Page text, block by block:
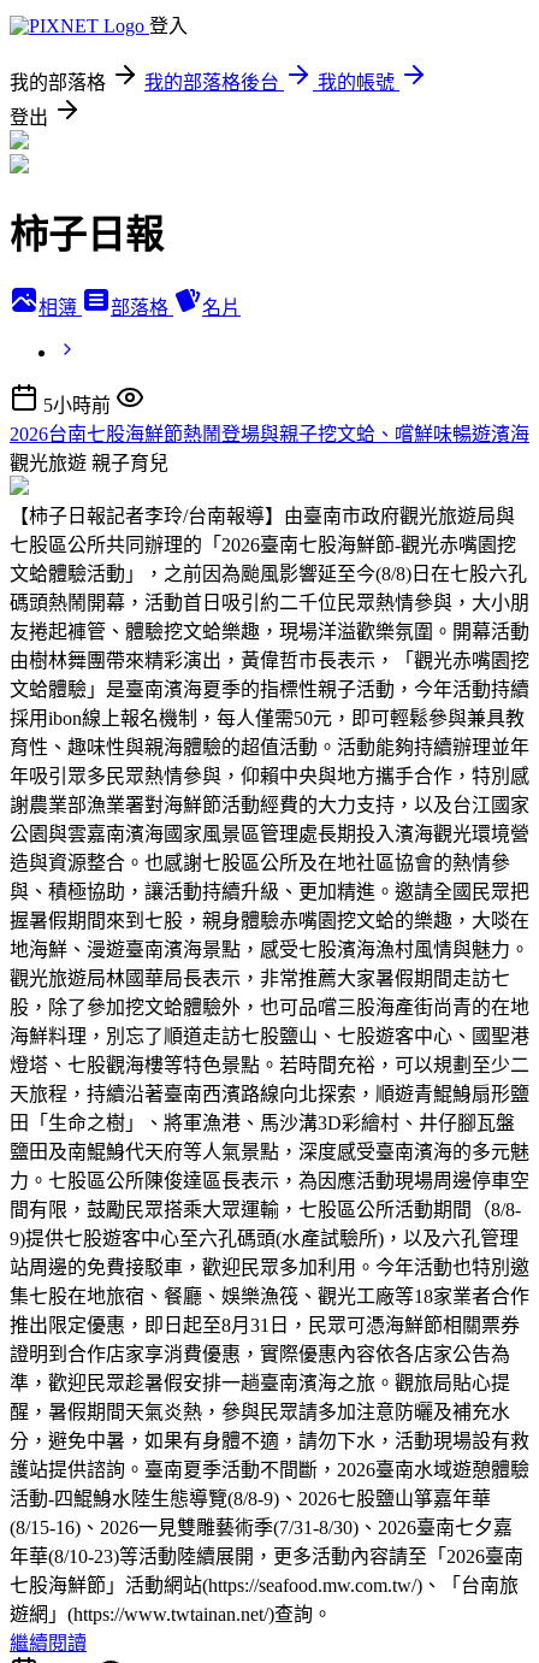
登入
我的部落格 我的部落格後台
我的帳號
登出
柿子日報
相簿 部落格 名片
5小時前
2026台南七股海鮮節熱鬧登場與親子挖文蛤、嚐鮮味暢遊濱海
觀光旅遊 親子育兒
【柿子日報記者李玲/台南報導】由臺南市政府觀光旅遊局與
七股區公所共同辦理的「2026臺南七股海鮮節-觀光赤嘴園挖
文蛤體驗活動」，之前因為颱風影響延至今(8/8)日在七股六孔
碼頭熱鬧開幕，活動首日吸引約二千位民眾熱情參與，大小朋
友捲起褲管、體驗挖文蛤樂趣，現場洋溢歡樂氛圍。開幕活動
由樹林舞團帶來精彩演出，黃偉哲市長表示，「觀光赤嘴園挖
文蛤體驗」是臺南濱海夏季的指標性親子活動，今年活動持續
採用ibon線上報名機制，每人僅需50元，即可輕鬆參與兼具教
育性、趣味性與親海體驗的超值活動。活動能夠持續辦理並年
年吸引眾多民眾熱情參與，仰賴中央與地方攜手合作，特別感
謝農業部漁業署對海鮮節活動經費的大力支持，以及台江國家
公園與雲嘉南濱海國家風景區管理處長期投入濱海觀光環境營
造與資源整合。也感謝七股區公所及在地社區協會的熱情參
與、積極協助，讓活動持續升級、更加精進。邀請全國民眾把
握暑假期間來到七股，親身體驗赤嘴園挖文蛤的樂趣，大啖在
地海鮮、漫遊臺南濱海景點，感受七股濱海漁村風情與魅力。
觀光旅遊局林國華局長表示，非常推薦大家暑假期間走訪七
股，除了參加挖文蛤體驗外，也可品嚐三股海產街尚青的在地
海鮮料理，別忘了順道走訪七股鹽山、七股遊客中心、國聖港
燈塔、七股觀海樓等特色景點。若時間充裕，可以規劃至少二
天旅程，持續沿著臺南西濱路線向北探索，順遊青鯤鯓扇形鹽
田「生命之樹」、將軍漁港、馬沙溝3D彩繪村、井仔腳瓦盤
鹽田及南鯤鯓代天府等人氣景點，深度感受臺南濱海的多元魅
力。七股區公所陳俊達區長表示，為因應活動現場周邊停車空
間有限，鼓勵民眾搭乘大眾運輸，七股區公所活動期間（8/8-
9)提供七股遊客中心至六孔碼頭(水產試驗所)，以及六孔管理
站周邊的免費接駁車，歡迎民眾多加利用。今年活動也特別邀
集七股在地旅宿、餐廳、娛樂漁筏、觀光工廠等18家業者合作
推出限定優惠，即日起至8月31日，民眾可憑海鮮節相關票券
證明到合作店家享消費優惠，實際優惠內容依各店家公告為
準，歡迎民眾趁暑假安排一趟臺南濱海之旅。觀旅局貼心提
醒，暑假期間天氣炎熱，參與民眾請多加注意防曬及補充水
分，避免中暑，如果有身體不適，請勿下水，活動現場設有救
護站提供諮詢。臺南夏季活動不間斷，2026臺南水域遊憩體驗
活動-四鯤鯓水陸生態導覽(8/8-9)、2026七股鹽山箏嘉年華
(8/15-16)、2026一見雙雕藝術季(7/31-8/30)、2026臺南七夕嘉
年華(8/10-23)等活動陸續展開，更多活動內容請至「2026臺南
七股海鮮節」活動網站(https://seafood.mw.com.tw/)、「台南旅
遊網」(https://www.twtainan.net/)查詢。
繼續閱讀